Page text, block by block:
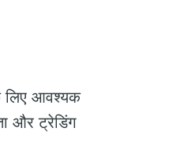
लिए आवश्यक
और ट्रेडिंग